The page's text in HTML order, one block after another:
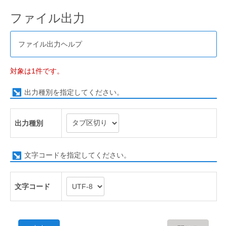
ファイル出力
ファイル出力ヘルプ
対象は1件です。
出力種別を指定してください。
出力種別
文字コードを指定してください。
文字コード